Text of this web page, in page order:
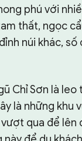
phú với
thất, ngọc
núi khác,
Chỉ Sơn là leo
là những
qua để lên